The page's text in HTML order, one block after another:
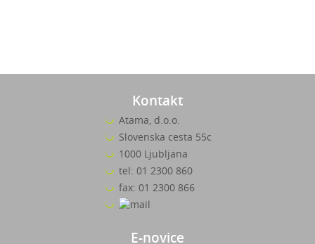
Kontakt
Atama, d.o.o.
Slovenska cesta 55c
1000 Ljubljana
tel: 01 2300 860
fax: 01 2300 866
E-novice